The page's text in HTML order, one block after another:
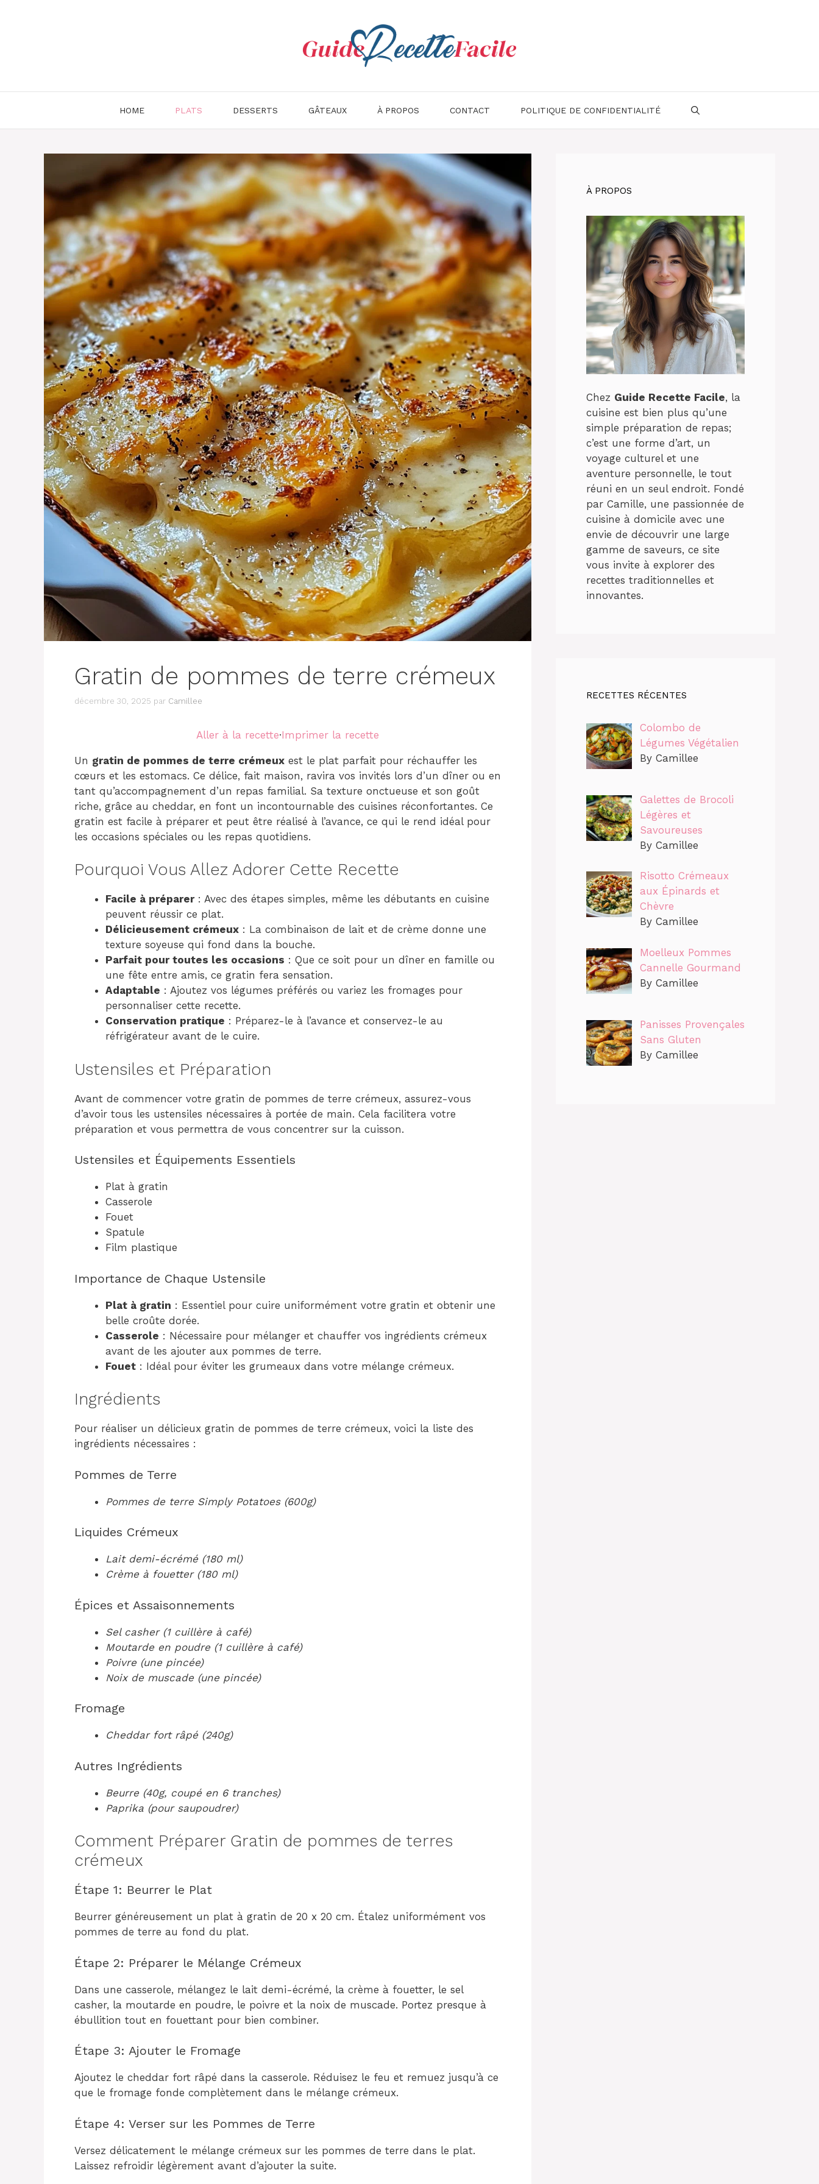
HOME PLATS DESSERTS GÂTEAUX À PROPOS CONTACT POLITIQUE DE CONFIDENTIALITÉ
Gratin de pommes de terre crémeux
décembre 30, 2025 par Camillee
Aller à la recette·Imprimer la recette
Un gratin de pommes de terre crémeux est le plat parfait pour réchauffer les
cœurs et les estomacs. Ce délice, fait maison, ravira vos invités lors d’un dîner ou en
tant qu’accompagnement d’un repas familial. Sa texture onctueuse et son goût
riche, grâce au cheddar, en font un incontournable des cuisines réconfortantes. Ce
gratin est facile à préparer et peut être réalisé à l’avance, ce qui le rend idéal pour
les occasions spéciales ou les repas quotidiens.
Pourquoi Vous Allez Adorer Cette Recette
Facile à préparer: Avec des étapes simples, même les débutants en cuisine
peuvent réussir ce plat.
Délicieusement crémeux : La combinaison de lait et de crème donne une
texture soyeuse qui fond dans la bouche.
Parfait pour toutes les occasions : Que ce soit pour un dîner en famille ou
une fête entre amis, ce gratin fera sensation.
Adaptable : Ajoutez vos légumes préférés ou variez les fromages pour
personnaliser cette recette.
Conservation pratique : Préparez-le à l’avance et conservez-le au
réfrigérateur avant de le cuire.
Ustensiles et Préparation
Avant de commencer votre gratin de pommes de terre crémeux, assurez-vous
d’avoir tous les ustensiles nécessaires à portée de main. Cela facilitera votre
préparation et vous permettra de vous concentrer sur la cuisson.
Ustensiles et Équipements Essentiels
Plat à gratin
Casserole
Fouet
Spatule
Film plastique
Importance de Chaque Ustensile
Plat à gratin : Essentiel pour cuire uniformément votre gratin et obtenir une
belle croûte dorée.
Casserole : Nécessaire pour mélanger et chauffer vos ingrédients crémeux
avant de les ajouter aux pommes de terre.
Fouet : Idéal pour éviter les grumeaux dans votre mélange crémeux.
Ingrédients
Pour réaliser un délicieux gratin de pommes de terre crémeux, voici la liste des
ingrédients nécessaires :
Pommes de Terre
Pommes de terre Simply Potatoes (600g)
Liquides Crémeux
Lait demi-écrémé (180 ml)
Crème à fouetter (180 ml)
Épices et Assaisonnements
Sel casher (1 cuillère à café)
Moutarde en poudre (1 cuillère à café)
Poivre (une pincée)
Noix de muscade (une pincée)
Fromage
Cheddar fort râpé (240g)
Autres Ingrédients
Beurre (40g, coupé en 6 tranches)
Paprika (pour saupoudrer)
Comment Préparer Gratin de pommes de terres
crémeux
Étape 1: Beurrer le Plat
Beurrer généreusement un plat à gratin de 20 x 20 cm. Étalez uniformément vos
pommes de terre au fond du plat.
Étape 2: Préparer le Mélange Crémeux
Dans une casserole, mélangez le lait demi-écrémé, la crème à fouetter, le sel
casher, la moutarde en poudre, le poivre et la noix de muscade. Portez presque à
ébullition tout en fouettant pour bien combiner.
Étape 3: Ajouter le Fromage
Ajoutez le cheddar fort râpé dans la casserole. Réduisez le feu et remuez jusqu’à ce
que le fromage fonde complètement dans le mélange crémeux.
Étape 4: Verser sur les Pommes de Terre
Versez délicatement le mélange crémeux sur les pommes de terre dans le plat.
Laissez refroidir légèrement avant d’ajouter la suite.
À PROPOS
Chez Guide Recette Facile, la
cuisine est bien plus qu’une
simple préparation de repas;
c’est une forme d’art, un
voyage culturel et une
aventure personnelle, le tout
réuni en un seul endroit. Fondé
par Camille, une passionnée de
cuisine à domicile avec une
envie de découvrir une large
gamme de saveurs, ce site
vous invite à explorer des
recettes traditionnelles et
innovantes.
RECETTES RÉCENTES
Colombo de
Légumes Végétalien
By Camillee
Galettes de Brocoli
Légères et
Savoureuses
By Camillee
Risotto Crémeaux
aux Épinards et
Chèvre
By Camillee
Moelleux Pommes
Cannelle Gourmand
By Camillee
Panisses Provençales
Sans Gluten
By Camillee